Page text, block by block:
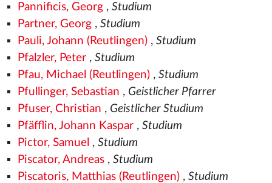
Pannificis, Georg, Studium
Partner, Georg, Studium
Pauli, Johann (Reutlingen), Studium
Pfalzler, Peter, Studium
Pfau, Michael (Reutlingen), Studium
Pfullinger, Sebastian , Geistlicher Pfarrer
Pfuser, Christian , Geistlicher Studium
Pfäfflin, Johann Kaspar, Studium
Pictor, Samuel , Studium
Piscator, Andreas, Studium
Piscatoris, Matthias (Reutlingen), Studium